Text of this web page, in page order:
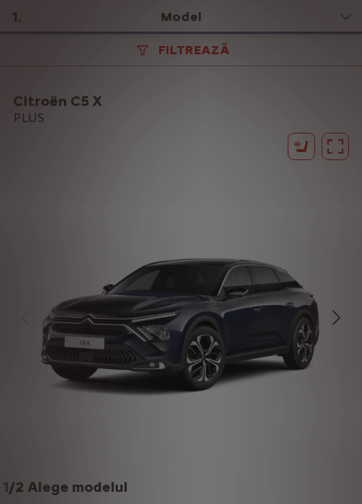
1. Model
FILTREAZĂ
Citroën C5 X
PLUS
1/2 Alege modelul